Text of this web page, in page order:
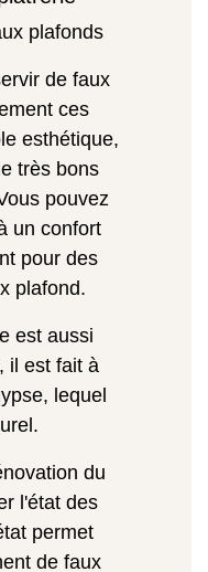
plafonds
de faux
ces
esthétique,
très bons
pouvez
un confort
pour des
plafond.
est aussi
il est fait à
lequel
du
l'état des
permet
de faux